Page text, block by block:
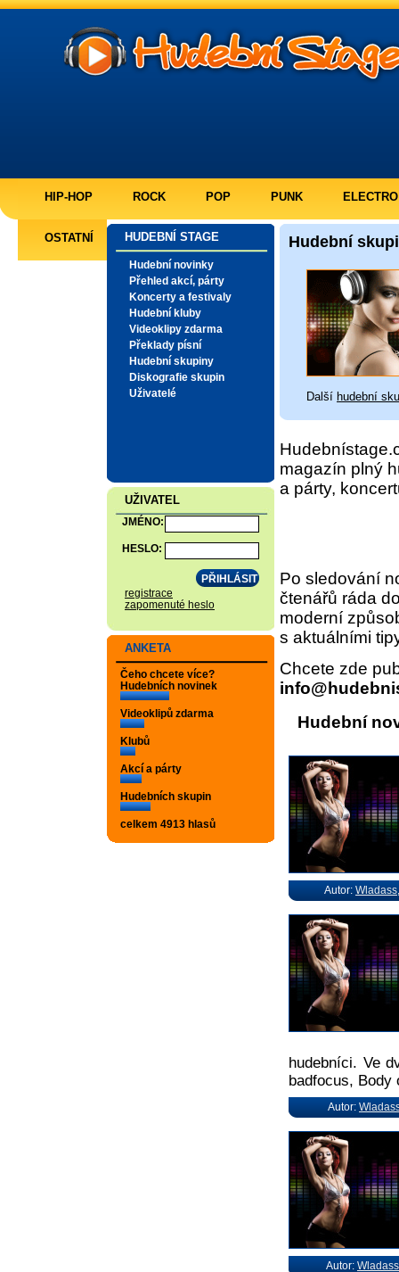
HIP-HOP ROCK POP PUNK ELECTRO
OSTATNÍ HUDEBNÍ STAGE
Hudební novinky
Přehled akcí, párty
Koncerty a festivaly
Hudební kluby
Videoklipy zdarma
Překlady písní
Hudební skupiny
Diskografie skupin
Uživatelé
UŽIVATEL
JMÉNO:
HESLO:
registrace
zapomenuté heslo
ANKETA
Čeho chcete více?
Hudebních novinek
Videoklipů zdarma
Klubů
Akcí a párty
Hudebních skupin
celkem 4913 hlasů
Hudební
Další hudební
magazín plný
a párty,
Po sledování
čtenářů ráda
moderní
s aktuálními
Chcete zde
Hudební
Autor: Wladass
hudebníci. Ve
badfocus, Body
Autor:
Autor: Wladass